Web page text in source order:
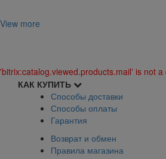
View more
'bitrix:catalog.viewed.products.mail' is not
КАК КУПИТЬ
Способы доставки
Способы оплаты
Гарантия
Возврат и обмен
Правила магазина